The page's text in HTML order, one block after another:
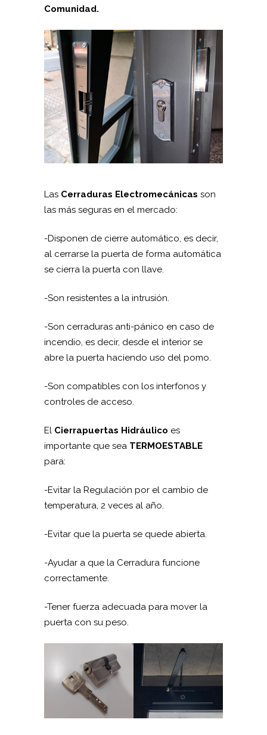
Comunidad.
Las Cerraduras Electromecánicas son
las más seguras en el mercado:
-Disponen de cierre automático, es decir,
al cerrarse la puerta de forma automática
se cierra la puerta con llave.
-Son resistentes a la intrusión.
-Son cerraduras anti-pánico en caso de
incendio, es decir, desde el interior se
abre la puerta haciendo uso del pomo.
-Son compatibles con los interfonos y
controles de acceso.
El Cierrapuertas Hidráulico es
importante que sea TERMOESTABLE
para:
-Evitar la Regulación por el cambio de
temperatura, 2 veces al año.
-Evitar que la puerta se quede abierta.
-Ayudar a que la Cerradura funcione
correctamente.
-Tener fuerza adecuada para mover la
puerta con su peso.